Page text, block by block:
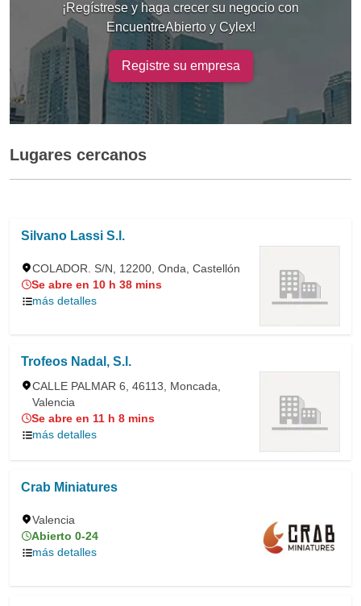
¡Regístrese y haga crecer su negocio con
EncuentreAbierto y Cylex!
Registre su empresa
Lugares cercanos
Silvano Lassi S.l.
COLADOR. S/N, 12200, Onda, Castellón
Se abre en 10 h 38 mins
más detalles
Trofeos Nadal, S.l.
CALLE PALMAR 6, 46113, Moncada,
Valencia
Se abre en 11 h 8 mins
más detalles
Crab Miniatures
Valencia
Abierto 0-24
más detalles